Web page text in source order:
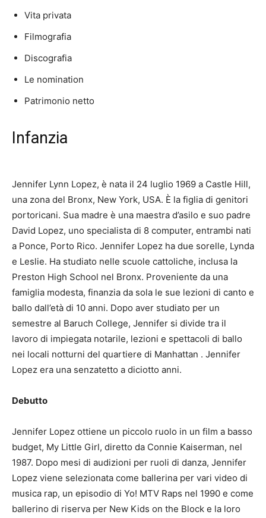
Vita privata
Filmografia
Discografia
Le nomination
Patrimonio netto
Infanzia
Jennifer Lynn Lopez, è nata il 24 luglio 1969 a Castle Hill,
una zona del Bronx, New York, USA. È la figlia di genitori
portoricani. Sua madre è una maestra d’asilo e suo padre
David Lopez, uno specialista di 8 computer, entrambi nati
a Ponce, Porto Rico. Jennifer Lopez ha due sorelle, Lynda
e Leslie. Ha studiato nelle scuole cattoliche, inclusa la
Preston High School nel Bronx. Proveniente da una
famiglia modesta, finanzia da sola le sue lezioni di canto e
ballo dall’età di 10 anni. Dopo aver studiato per un
semestre al Baruch College, Jennifer si divide tra il
lavoro di impiegata notarile, lezioni e spettacoli di ballo
nei locali notturni del quartiere di Manhattan . Jennifer
Lopez era una senzatetto a diciotto anni.
Debutto
Jennifer Lopez ottiene un piccolo ruolo in un film a basso
budget, My Little Girl, diretto da Connie Kaiserman, nel
1987. Dopo mesi di audizioni per ruoli di danza, Jennifer
Lopez viene selezionata come ballerina per vari video di
musica rap, un episodio di Yo! MTV Raps nel 1990 e come
ballerino di riserva per New Kids on the Block e la loro